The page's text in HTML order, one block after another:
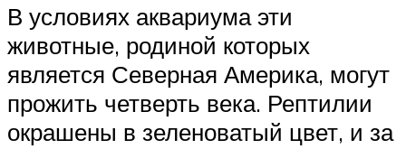
В условиях аквариума эти
животные, родиной которых
является Северная Америка, могут
прожить четверть века. Рептилии
окрашены в зеленоватый цвет, и за